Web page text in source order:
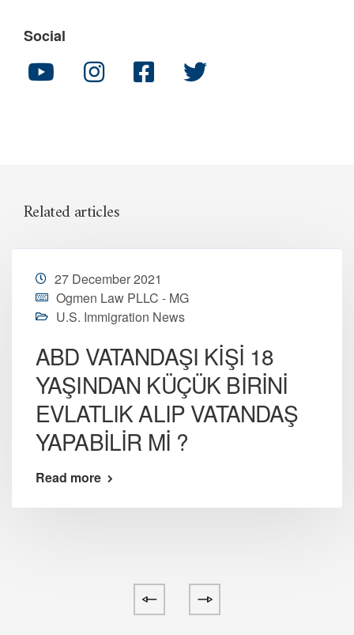
Social
Related articles
27 December 2021
Ogmen Law PLLC - MG
U.S. Immigration News
ABD VATANDAŞI KİŞİ 18
YAŞINDAN KÜÇÜK BİRİNİ
EVLATLIK ALIP VATANDAŞ
YAPABİLİR Mİ ?
Read more